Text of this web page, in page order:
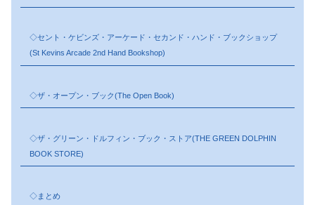
◇セント・ケビンズ・アーケード・セカンド・ハンド・ブックショップ
(St Kevins Arcade 2nd Hand Bookshop)
◇ザ・オープン・ブック(The Open Book)
◇ザ・グリーン・ドルフィン・ブック・ストア(THE GREEN DOLPHIN
BOOK STORE)
◇まとめ